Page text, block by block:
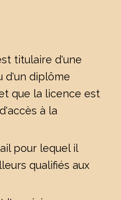
titulaire d'une
d'un diplôme
que la licence est
à la
pour lequel il
qualifiés aux